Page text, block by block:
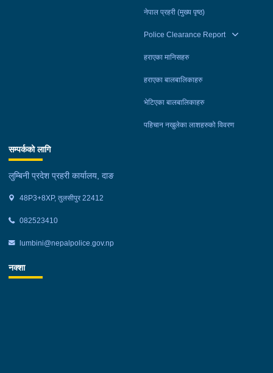
डिस्चार्ज भएकी छन्।दुर्घटनामा संलग्न टिप्पर, टिप्पर चालक दाङ शान्तिनगर
गाउँपालिका–३ निवासी ३९ वर्षीय शेरबहादुर थापा तथा मोटरसाइकल इलाका
प्रहरीले आवश्यक अनुसन्धान गरिरहेको छ।
नेपाल प्रहरी (मुख्य पृष्ठ)
Police Clearance Report
हराएका मानिसहरु
हराएका बालबालिकाहरु
भेटिएका बालबालिकाहरु
पहिचान नखुलेका लाशहरुको विवरण
सम्पर्कको लागि
लुम्बिनी प्रदेश प्रहरी कार्यालय, दाङ
48P3+8XP, तुलसीपुर 22412
082523410
lumbini@nepalpolice.gov.np
नक्शा